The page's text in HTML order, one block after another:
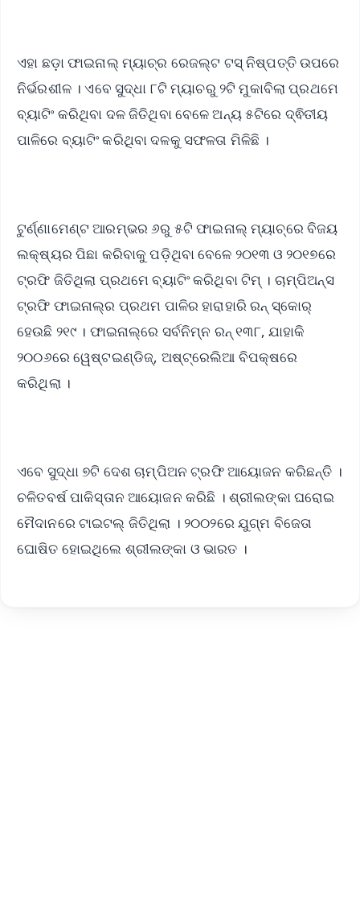
ଏହା ଛଡ଼ା ଫାଇନାଲ୍ ମ୍ୟାଚ୍‌ର ରେଜଲ୍ଟ ଟସ୍ ନିଷ୍ପତ୍ତି ଉପରେ
ନିର୍ଭରଶୀଳ । ଏବେ ସୁଦ୍ଧା ୮ଟି ମ୍ୟାଚରୁ ୨ଟି ମୁକାବିଲା ପ୍ରଥମେ
ବ୍ୟାଟିଂ କରିଥିବା ଦଳ ଜିତିଥିବା ବେଳେ ଅନ୍ୟ ୫ଟିରେ ଦ୍ଵିତୀୟ
ପାଳିରେ ବ୍ୟାଟିଂ କରିଥିବା ଦଳକୁ ସଫଳତା ମିଳିଛି ।
ଟୁର୍ଣ୍ଣାମେଣ୍ଟ ଆରମ୍ଭର ୬ରୁ ୫ଟି ଫାଇନାଲ୍ ମ୍ୟାଚ୍‌ରେ ବିଜୟ
ଲକ୍ଷ୍ୟର ପିଛା କରିବାକୁ ପଡ଼ିଥିବା ବେଳେ ୨୦୧୩ ଓ ୨୦୧୭ରେ
ଟ୍ରଫି ଜିତିଥିଲା ପ୍ରଥମେ ବ୍ୟାଟିଂ କରିଥିବା ଟିମ୍ । ଚାମ୍ପିଅନ୍ସ
ଟ୍ରଫି ଫାଇନାଲ୍‌ର ପ୍ରଥମ ପାଳିର ହାରାହାରି ରନ୍ ସ୍କୋର୍
ହେଉଛି ୨୧୯ । ଫାଇନାଲ୍‌ରେ ସର୍ବନିମ୍ନ ରନ୍ ୧୩୮, ଯାହାକି
୨୦୦୬ରେ ୱେଷ୍ଟଇଣ୍ଡିଜ୍, ଅଷ୍ଟ୍ରେଲିଆ ବିପକ୍ଷରେ
କରିଥିଲା ।
ଏବେ ସୁଦ୍ଧା ୭ଟି ଦେଶ ଚାମ୍ପିଅନ ଟ୍ରଫି ଆୟୋଜନ କରିଛନ୍ତି ।
ଚଳିତବର୍ଷ ପାକିସ୍ତାନ ଆୟୋଜନ କରିଛି । ଶ୍ରୀଲଙ୍କା ଘରୋଇ
ମୈଦାନରେ ଟାଇଟଲ୍ ଜିତିଥିଲା । ୨୦୦୨ରେ ଯୁଗ୍ମ ବିଜେତା
ଘୋଷିତ ହୋଇଥିଲେ ଶ୍ରୀଲଙ୍କା ଓ ଭାରତ ।